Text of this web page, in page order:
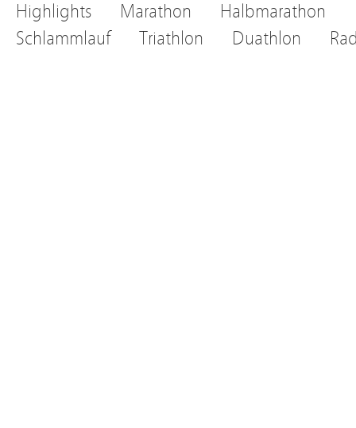
Highlights Marathon Halbmarathon
Schlammlauf
Triathlon Duathlon